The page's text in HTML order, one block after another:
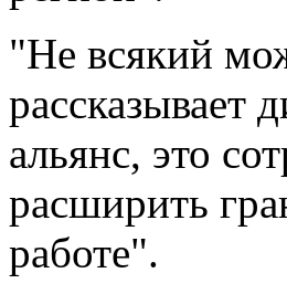
"Не всякий
рассказывает
альянс, это
расширить
работе".